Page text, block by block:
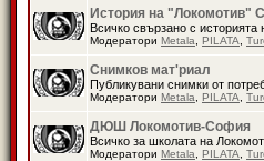
История на "Локомотив"
Всичко свързано с
Модератори Metala PILATA
Снимков мат'риал
Публикувани снимки от
Модератори Metala PILATA
ДЮШ Локомотив-София
Всичко за школата на
Модератори Metala PILATA